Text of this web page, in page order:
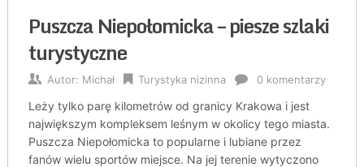
Puszcza Niepołomicka – piesze szlaki
turystyczne
Autor: Michał Turystyka nizinna 0 komentarzy
Leży tylko parę kilometrów od granicy Krakowa i jest
największym kompleksem leśnym w okolicy tego miasta.
Puszcza Niepołomicka to popularne i lubiane przez
fanów wielu sportów miejsce. Na jej terenie wytyczono